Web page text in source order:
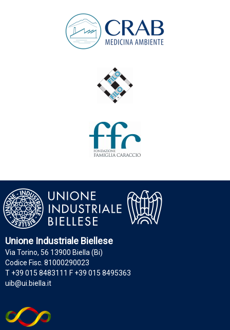
Unione Industriale Biellese
Via Torino, 56 13900 Biella (Bi)
Codice Fisc. 81000290023
T +39 015 8483111 F +39 015 8495363
uib@ui.biella.it